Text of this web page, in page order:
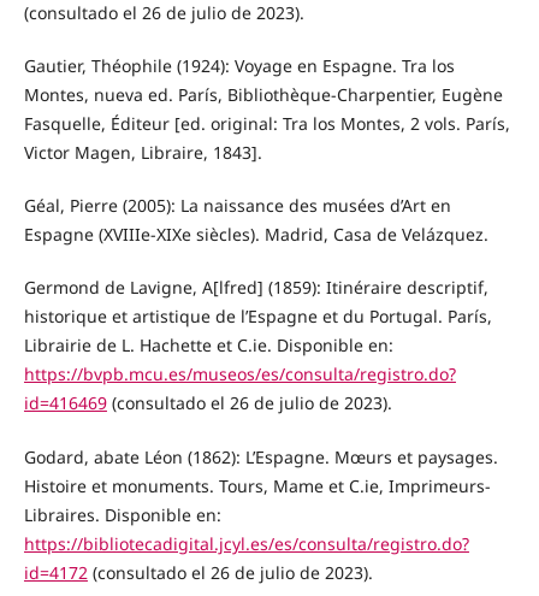
(consultado el 26 de julio de 2023).
Gautier, Théophile (1924): Voyage en Espagne. Tra los
Montes, nueva ed. París, Bibliothèque-Charpentier, Eugène
Fasquelle, Éditeur [ed. original: Tra los Montes, 2 vols. París,
Victor Magen, Libraire, 1843].
Géal, Pierre (2005): La naissance des musées d’Art en
Espagne (XVIIIe-XIXe siècles). Madrid, Casa de Velázquez.
Germond de Lavigne, A[lfred] (1859): Itinéraire descriptif,
historique et artistique de l’Espagne et du Portugal. París,
Librairie de L. Hachette et C.ie. Disponible en:
https://bvpb.mcu.es/museos/es/consulta/registro.do?
id=416469(consultado el 26 de julio de 2023).
Godard, abate Léon (1862): L’Espagne. Mœurs et paysages.
Histoire et monuments. Tours, Mame et C.ie, Imprimeurs-
Libraires. Disponible en:
https://bibliotecadigital.jcyl.es/es/consulta/registro.do?
id=4172 (consultado el 26 de julio de 2023).